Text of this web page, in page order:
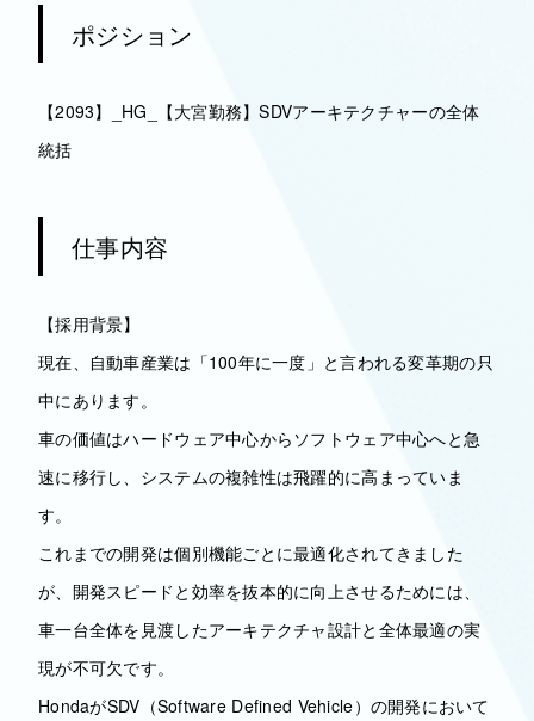
ポジション
【2093】_HG_【大宮勤務】SDVアーキテクチャーの全体
統括
仕事内容
【採用背景】
現在、自動車産業は「100年に一度」と言われる変革期の只
中にあります。
車の価値はハードウェア中心からソフトウェア中心へと急
速に移行し、システムの複雑性は飛躍的に高まっていま
す。
これまでの開発は個別機能ごとに最適化されてきました
が、開発スピードと効率を抜本的に向上させるためには、
車一台全体を見渡したアーキテクチャ設計と全体最適の実
現が不可欠です。
HondaがSDV（Software Defined Vehicle）の開発において